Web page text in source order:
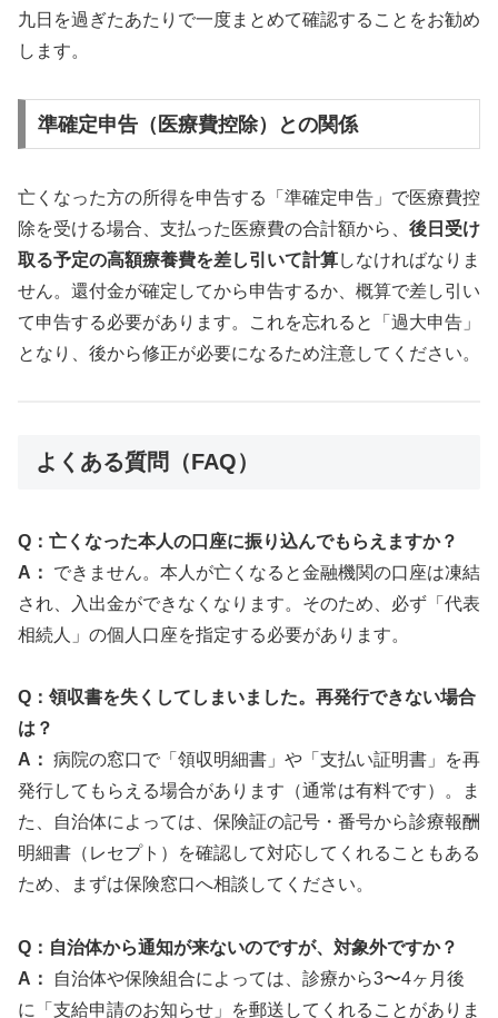
九日を過ぎたあたりで一度まとめて確認することをお勧め
します。
準確定申告（医療費控除）との関係
亡くなった方の所得を申告する「準確定申告」で医療費控
除を受ける場合、支払った医療費の合計額から、 後日受け
取る予定の高額療養費を差し引いて計算しなければなりま
せん。還付金が確定してから申告するか、概算で差し引い
て申告する必要があります。これを忘れると「過大申告」
となり、後から修正が必要になるため注意してください。
よくある質問（FAQ）
Q：亡くなった本人の口座に振り込んでもらえますか？
A：
できません。本人が亡くなると金融機関の口座は凍結
され、入出金ができなくなります。そのため、必ず「代表
相続人」の個人口座を指定する必要があります。
Q：領収書を失くしてしまいました。再発行できない場合
は？
A： 病院の窓口で「領収明細書」や「支払い証明書」を再
発行してもらえる場合があります（通常は有料です）。ま
た、自治体によっては、保険証の記号・番号から診療報酬
明細書（レセプト）を確認して対応してくれることもある
ため、まずは保険窓口へ相談してください。
Q：自治体から通知が来ないのですが、対象外ですか？
A：
自治体や保険組合によっては、診療から3〜4ヶ月後
に「支給申請のお知らせ」を郵送してくれることがありま